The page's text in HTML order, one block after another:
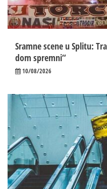
Sramne scene u Splitu:
dom spremni“
10/08/2026